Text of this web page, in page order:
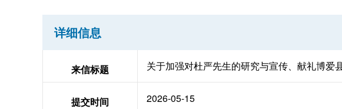
详细信息
来信标题 关于加强对杜严先生的研究与宣传、献礼博爱
提交时间 2026-05-15